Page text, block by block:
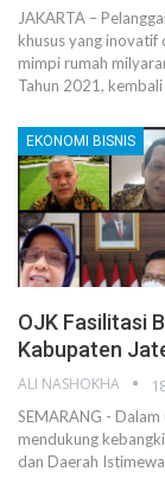
JAKARTA –
khusus yang inovatif
mimpi rumah
Tahun 2021,
EKONOMI BISNIS
OJK Fasilitasi
Kabupaten
ALI NASHOKHA
SEMARANG -
mendukung
dan Daerah